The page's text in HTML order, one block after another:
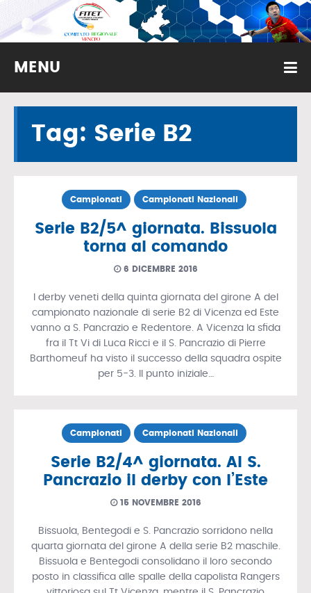
MENU
Tag: Serie B2
Campionati Campionati Nazionali
Serie B2/5^ giornata. Bissuola
torna al comando
6 DICEMBRE 2016
I derby veneti della quinta giornata del girone A del
campionato nazionale di serie B2 di Vicenza ed Este
vanno a S. Pancrazio e Redentore. A Vicenza la sfida
fra il Tt Vi di Luca Ricci e il S. Pancrazio di Pierre
Barthomeuf ha visto il successo della squadra ospite
per 5-3. Il punto iniziale…
Campionati Campionati Nazionali
Serie B2/4^ giornata. Al S.
Pancrazio il derby con l’Este
15 NOVEMBRE 2016
Bissuola, Bentegodi e S. Pancrazio sorridono nella
quarta giornata del girone A della serie B2 maschile.
Bissuola e Bentegodi consolidano il loro secondo
posto in classifica alle spalle della capolista Rangers